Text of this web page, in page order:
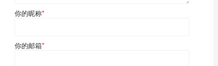
你的昵称*
你的邮箱*